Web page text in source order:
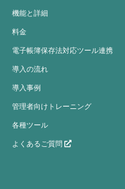
機能と詳細
料金
電子帳簿保存法対応ツール連携
導入の流れ
導入事例
管理者向けトレーニング
各種ツール
よくあるご質問